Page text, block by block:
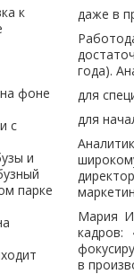
к
фоне
с
и
парке
даже в
года).
для
для
Мария
кадров:
в